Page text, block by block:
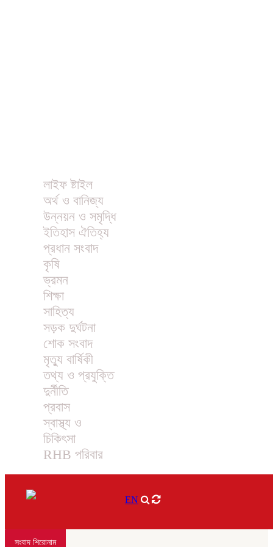
লাইফ ষ্টাইল
অর্থ ও বানিজ্য
উন্নয়ন ও সমৃদ্ধি
ইতিহাস ঐতিহ্য
প্রধান সংবাদ
কৃষি
ভ্রমন
শিক্ষা
সাহিত্য
সড়ক দুর্ঘটনা
শোক সংবাদ
মৃত্যু বার্ষিকী
তথ্য ও প্রযুক্তি
দুর্নীতি
প্রবাস
স্বাস্থ্য ও
চিকিৎসা
RHB পরিবার
EN
সংবাদ শিরোনাম